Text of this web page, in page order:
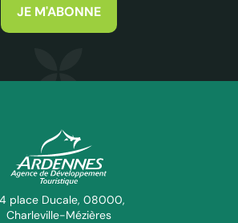
JE M'ABONNE
ADT des Ardennes Pro
place Ducale, 08000,
Charleville-Mézières